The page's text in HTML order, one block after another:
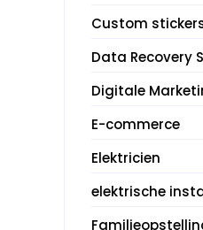
Custom
Data Recovery
Digitale
E-commerce
Elektricien
elektrische